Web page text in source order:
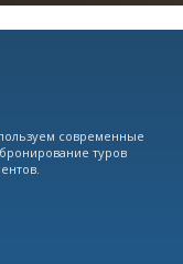
современные
туров